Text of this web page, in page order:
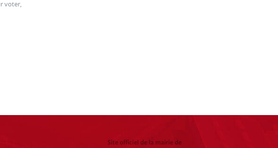
voter,